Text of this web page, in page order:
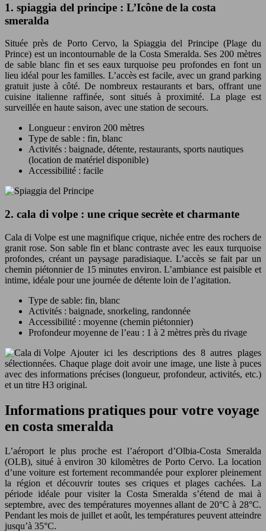
1. spiaggia del principe : L’Icône de la costa
smeralda
Située près de Porto Cervo, la Spiaggia del Principe (Plage du
Prince) est un incontournable de la Costa Smeralda. Ses 200 mètres
de sable blanc fin et ses eaux turquoise peu profondes en font un
lieu idéal pour les familles. L’accès est facile, avec un grand parking
gratuit juste à côté. De nombreux restaurants et bars, offrant une
cuisine italienne raffinée, sont situés à proximité. La plage est
surveillée en haute saison, avec une station de secours.
Longueur : environ 200 mètres
Type de sable : fin, blanc
Activités : baignade, détente, restaurants, sports nautiques
(location de matériel disponible)
Accessibilité : facile
2. cala di volpe : une crique secrète et charmante
Cala di Volpe est une magnifique crique, nichée entre des rochers de
granit rose. Son sable fin et blanc contraste avec les eaux turquoise
profondes, créant un paysage paradisiaque. L’accès se fait par un
chemin piétonnier de 15 minutes environ. L’ambiance est paisible et
intime, idéale pour une journée de détente loin de l’agitation.
Type de sable: fin, blanc
Activités : baignade, snorkeling, randonnée
Accessibilité : moyenne (chemin piétonnier)
Profondeur moyenne de l’eau : 1 à 2 mètres près du rivage
Ajouter ici les descriptions des 8 autres plages
sélectionnées. Chaque plage doit avoir une image, une liste à puces
avec des informations précises (longueur, profondeur, activités, etc.)
et un titre H3 original.
Informations pratiques pour votre voyage
en costa smeralda
L’aéroport le plus proche est l’aéroport d’Olbia-Costa Smeralda
(OLB), situé à environ 30 kilomètres de Porto Cervo. La location
d’une voiture est fortement recommandée pour explorer pleinement
la région et découvrir toutes ses criques et plages cachées. La
période idéale pour visiter la Costa Smeralda s’étend de mai à
septembre, avec des températures moyennes allant de 20°C à 28°C.
Pendant les mois de juillet et août, les températures peuvent atteindre
jusqu’à 35°C.